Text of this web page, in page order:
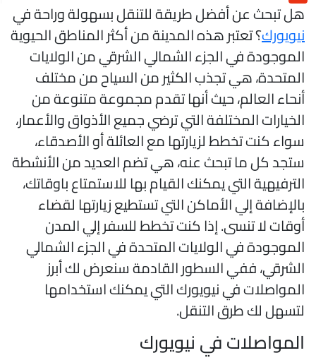
تبحث عن أفضل طريقة للتنقل بسهولة وراحة في
؟ تعتبر هذه المدينة من أكثر المناطق الحيوية
في الجزء الشمالي الشرقي من الولايات
هي تجذب الكثير من السياح من مختلف
العالم، حيث أنها تقدم مجموعة متنوعة من
المختلفة التي ترضي جميع الأذواق والأعمار،
كنت تخطط لزيارتها مع العائلة أو الأصدقاء،
كل ما تبحث عنه، هي تضم العديد من الأنشطة
التي يمكنك القيام بها للاستمتاع باوقاتك،
إلي الأماكن التي تستطيع زيارتها لقضاء
لا تنسى. إذا كنت تخطط للسفر إلي المدن
في الولايات المتحدة في الجزء الشمالي
ففي السطور القادمة سنعرض لك أبرز
في نيويورك التي يمكنك استخدامها
لك طرق التنقل.
في نيويورك